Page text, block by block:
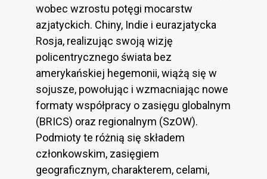
wobec wzrostu potęgi mocarstw
azjatyckich. Chiny, Indie i eurazjatycka
Rosja, realizując swoją wizję
policentrycznego świata bez
amerykańskiej hegemonii, wiążą się w
sojusze, powołując i wzmacniając nowe
formaty współpracy o zasięgu globalnym
(BRICS) oraz regionalnym (SzOW).
Podmioty te różnią się składem
członkowskim, zasięgiem
geograficznym, charakterem, celami,